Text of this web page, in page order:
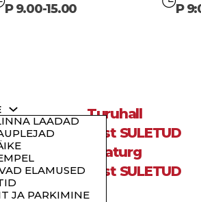
P 9.00-15.00
P
Turuhall
20.august SULETUD
Avaturg
20.august SULETUD
LAADAD
ELAMUSED
JA PARKIMINE